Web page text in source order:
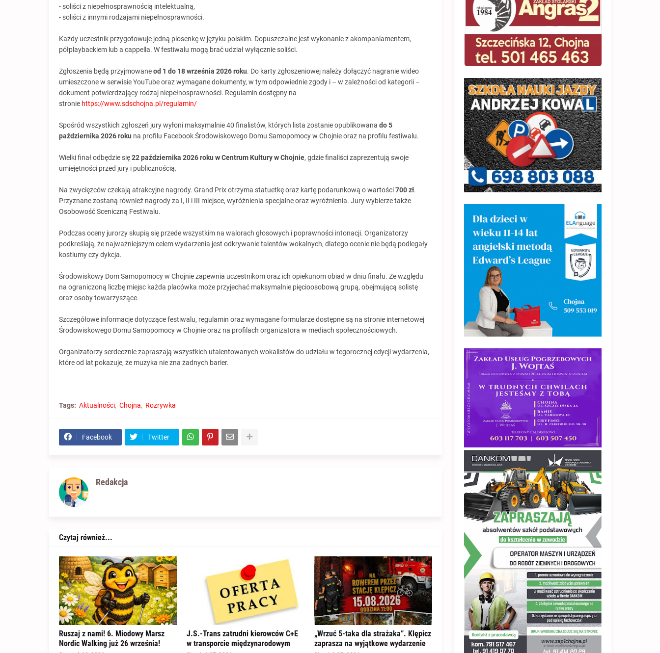
- soliści z niepełnosprawnością intelektualną,
- soliści z innymi rodzajami niepełnosprawności.
Każdy uczestnik przygotowuje jedną piosenkę w języku polskim. Dopuszczalne jest wykonanie z akompaniamentem,
półplaybackiem lub a cappella. W festiwalu mogą brać udział wyłącznie soliści.
Zgłoszenia będą przyjmowaneod 1 do 18 września 2026 roku. Do karty zgłoszeniowej należy dołączyć nagranie wideo
umieszczone w serwisie YouTube oraz wymagane dokumenty, w tym odpowiednie zgody i – w zależności od kategorii –
dokument potwierdzający rodzaj niepełnosprawności. Regulamin dostępny na
stronie https://www.sdschojna.pl/regulamin/
Spośród wszystkich zgłoszeń jury wyłoni maksymalnie 40 finalistów, których lista zostanie opublikowana do 5
października 2026 roku na profilu Facebook Środowiskowego Domu Samopomocy w Chojnie oraz na profilu festiwalu.
Wielki finał odbędzie się22 października 2026 roku w Centrum Kultury w Chojnie, gdzie finaliści zaprezentują swoje
umiejętności przed jury i publicznością.
Na zwycięzców czekają atrakcyjne nagrody. Grand Prix otrzyma statuetkę oraz kartę podarunkową o wartości700 zł.
Przyznane zostaną również nagrody za I, II i III miejsce, wyróżnienia specjalne oraz wyróżnienia. Jury wybierze także
Osobowość Sceniczną Festiwalu.
Podczas oceny jurorzy skupią się przede wszystkim na walorach głosowych i poprawności intonacji. Organizatorzy
podkreślają, że najważniejszym celem wydarzenia jest odkrywanie talentów wokalnych, dlatego ocenie nie będą podlegały
kostiumy czy dykcja.
Środowiskowy Dom Samopomocy w Chojnie zapewnia uczestnikom oraz ich opiekunom obiad w dniu finału. Ze względu
na ograniczoną liczbę miejsc każda placówka może przyjechać maksymalnie pięcioosobową grupą, obejmującą solistę
oraz osoby towarzyszące.
Szczegółowe informacje dotyczące festiwalu, regulamin oraz wymagane formularze dostępne są na stronie internetowej
Środowiskowego Domu Samopomocy w Chojnie oraz na profilach organizatora w mediach społecznościowych.
Organizatorzy serdecznie zapraszają wszystkich utalentowanych wokalistów do udziału w tegorocznej edycji wydarzenia,
które od lat pokazuje, że muzyka nie zna żadnych barier.
Tags: Aktualności Chojna Rozrywka
Facebook Twitter
Redakcja
Czytaj również...
Ruszaj z nami! 6. Miodowy Marsz
Nordic Walking już 26 września!
J.S.-Trans zatrudni kierowców C+E
w transporcie międzynarodowym
„Wrzuć 5-taka dla strażaka”. Klępicz
zaprasza na wyjątkowe wydarzenie